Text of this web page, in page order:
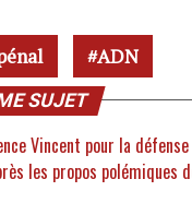
ADN
SUJET
Vincent pour la
les propos polémiques